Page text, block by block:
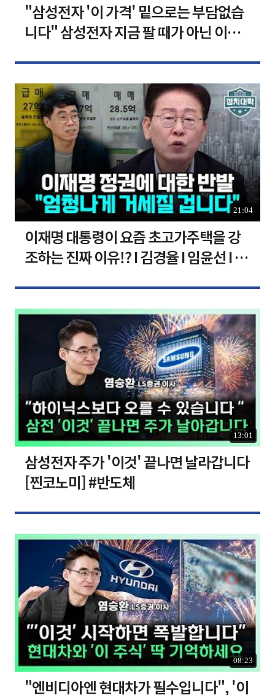
"삼성전자 '이 가격' 밑으로는 부담없습
니다" 삼성전자 지금 팔 때가 아닌 이유
21:04
이재명 대통령이 요즘 초고가주택을 강
조하는 진짜 이유!? I 김경율 I 임윤선 I 정
13:01
삼성전자 주가 '이것' 끝나면 날라갑니다
[찐코노미] #반도체
08:23
"엔비디아엔 현대차가 필수입니다", '이